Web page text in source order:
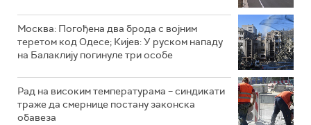
Москва: Погођена два брода с војним
теретом код Одесе; Кијев: У руском нападу
на Балаклију погинуле три особе
Рад на високим температурама – синдикати
траже да смернице постану законска
обавеза